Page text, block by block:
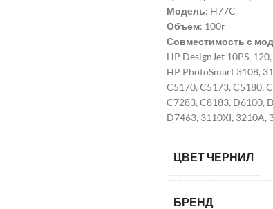
Модель: H77C
Объем: 100г
Совместимость с
HP DesignJet 10PS,
HP PhotoSmart 3108,
C5170, C5173, C5180,
C7283, C8183, D6100,
D7463, 3110XI, 3210A,
ЦВЕТ ЧЕРНИЛ
БРЕНД